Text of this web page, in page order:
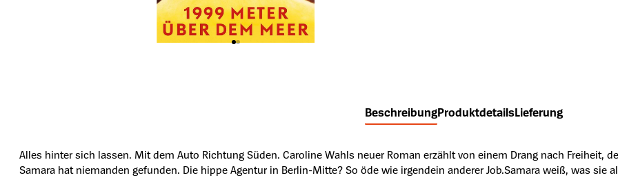
BeschreibungProduktdetailsLieferung
Alles hinter sich lassen. Mit dem Auto Richtung Süden. Caroline Wahls neuer Roman erzählt von einem Drang nach Freiheit,
Samara hat niemanden gefunden. Die hippe Agentur in Berlin-Mitte? So öde wie irgendein anderer Job.Samara weiß, was